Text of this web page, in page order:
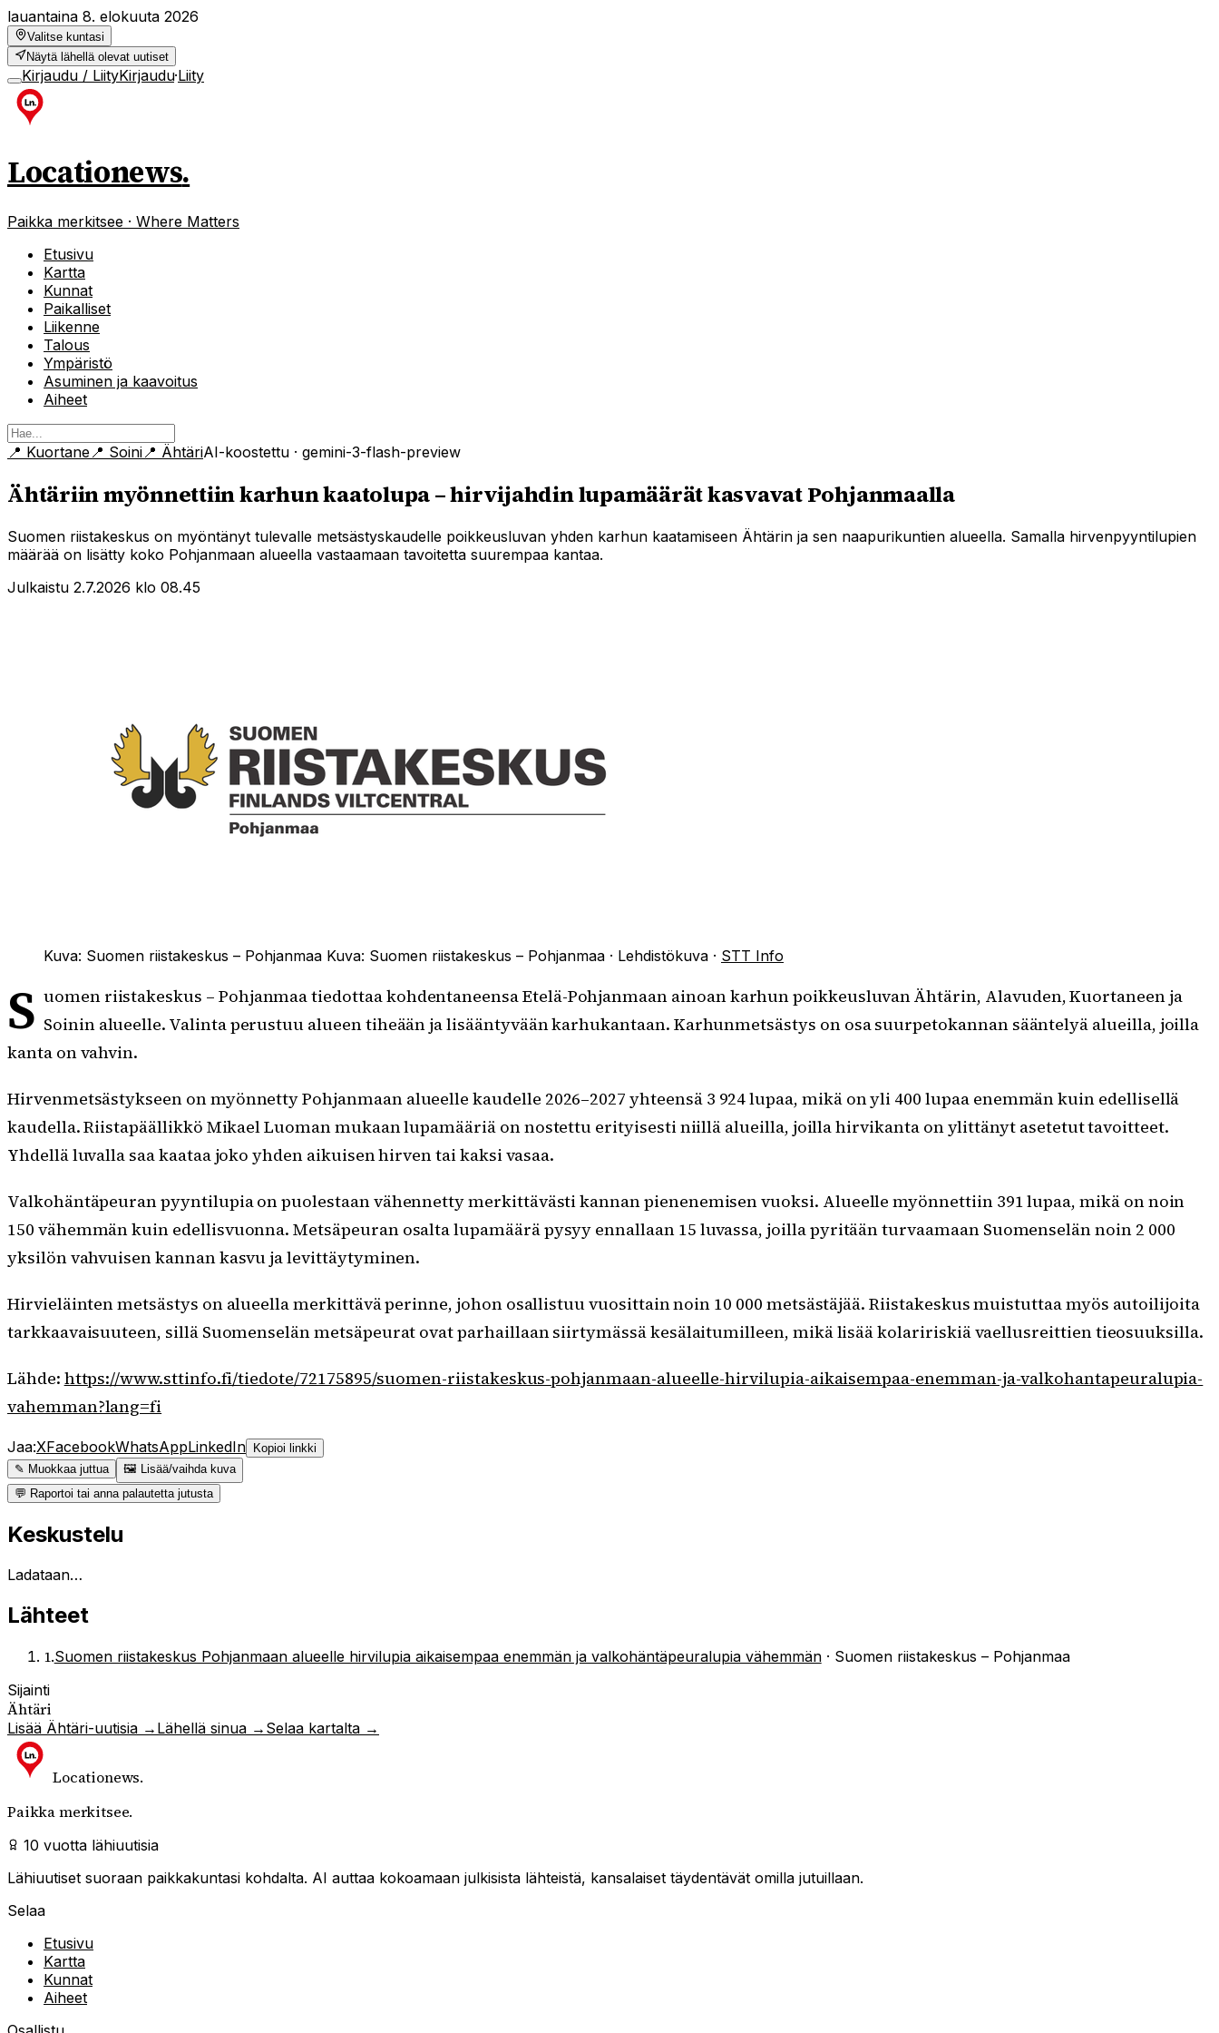
lauantaina 8. elokuuta 2026
Valitse kuntasi
Näytä lähellä olevat uutiset
Kirjaudu / LiityKirjaudu·Liity
Locationews.
Paikka merkitsee · Where Matters
Etusivu
Kartta
Kunnat
Paikalliset
Liikenne
Talous
Ympäristö
Asuminen ja kaavoitus
Aiheet
📍 Kuortane 📍 Soini 📍 ÄhtäriAI-koostettu · gemini-3-flash-preview
Ähtäriin myönnettiin karhun kaatolupa – hirvijahdin lupamäärät kasvavat Pohjanmaalla
Suomen riistakeskus on myöntänyt tulevalle metsästyskaudelle poikkeusluvan yhden karhun kaatamiseen Ähtärin ja sen naapurikuntien alueella. Samalla hirvenpyyntilupien
määrää on lisätty koko Pohjanmaan alueella vastaamaan tavoitetta suurempaa kantaa.
Julkaistu 2.7.2026 klo 08.45
Kuva: Suomen riistakeskus – Pohjanmaa Kuva: Suomen riistakeskus – Pohjanmaa · Lehdistökuva · STT Info
S uomen riistakeskus – Pohjanmaa tiedottaa kohdentaneensa Etelä-Pohjanmaan ainoan karhun poikkeusluvan Ähtärin, Alavuden, Kuortaneen ja
Soinin alueelle. Valinta perustuu alueen tiheään ja lisääntyvään karhukantaan. Karhunmetsästys on osa suurpetokannan sääntelyä alueilla, joilla
kanta on vahvin.
Hirvenmetsästykseen on myönnetty Pohjanmaan alueelle kaudelle 2026–2027 yhteensä 3 924 lupaa, mikä on yli 400 lupaa enemmän kuin edellisellä
kaudella. Riistapäällikkö Mikael Luoman mukaan lupamääriä on nostettu erityisesti niillä alueilla, joilla hirvikanta on ylittänyt asetetut tavoitteet.
Yhdellä luvalla saa kaataa joko yhden aikuisen hirven tai kaksi vasaa.
Valkohäntäpeuran pyyntilupia on puolestaan vähennetty merkittävästi kannan pienenemisen vuoksi. Alueelle myönnettiin 391 lupaa, mikä on noin
150 vähemmän kuin edellisvuonna. Metsäpeuran osalta lupamäärä pysyy ennallaan 15 luvassa, joilla pyritään turvaamaan Suomenselän noin 2 000
yksilön vahvuisen kannan kasvu ja levittäytyminen.
Hirvieläinten metsästys on alueella merkittävä perinne, johon osallistuu vuosittain noin 10 000 metsästäjää. Riistakeskus muistuttaa myös autoilijoita
tarkkaavaisuuteen, sillä Suomenselän metsäpeurat ovat parhaillaan siirtymässä kesälaitumilleen, mikä lisää kolaririskiä vaellusreittien tieosuuksilla.
Lähde: https://www.sttinfo.fi/tiedote/72175895/suomen-riistakeskus-pohjanmaan-alueelle-hirvilupia-aikaisempaa-enemman-ja-valkohantapeuralupia-
vahemman?lang=fi
Jaa:XFacebookWhatsAppLinkedIn
Kopioi linkki
✎ Muokkaa juttua
🖼 Lisää/vaihda kuva
💬 Raportoi tai anna palautetta jutusta
Keskustelu
Ladataan…
Lähteet
1.Suomen riistakeskus Pohjanmaan alueelle hirvilupia aikaisempaa enemmän ja valkohäntäpeuralupia vähemmän· Suomen riistakeskus – Pohjanmaa
Sijainti
Ähtäri
Lisää Ähtäri-uutisia → Lähellä sinua → Selaa kartalta →
Locationews.
Paikka merkitsee.
10 vuotta lähiuutisia
Lähiuutiset suoraan paikkakuntasi kohdalta. AI auttaa kokoamaan julkisista lähteistä, kansalaiset täydentävät omilla jutuillaan.
Selaa
Etusivu
Kartta
Kunnat
Aiheet